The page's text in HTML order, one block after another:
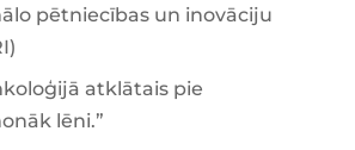
pētniecības un inovāciju
atklātais pie
lēni.”